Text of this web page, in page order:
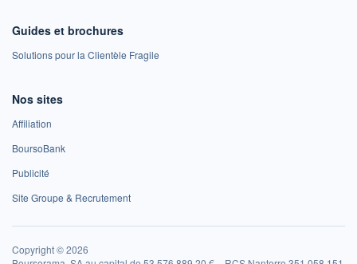
Guides et brochures
Solutions pour la Clientèle Fragile
Nos sites
Affiliation
BoursoBank
Publicité
Site Groupe & Recrutement
Copyright © 2026